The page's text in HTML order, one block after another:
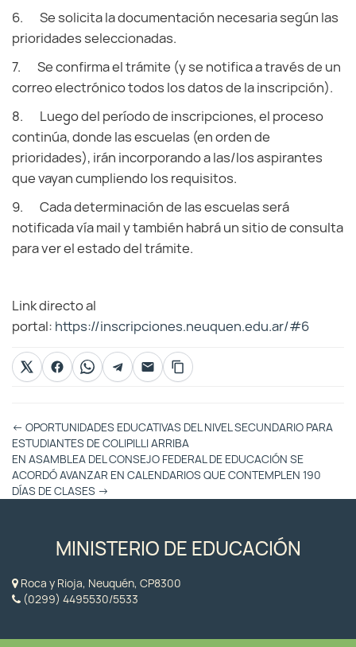
6. Se solicita la documentación necesaria según las
prioridades seleccionadas.
7. Se confirma el trámite (y se notifica a través de un
correo electrónico todos los datos de la inscripción).
8. Luego del período de inscripciones, el proceso
continúa, donde las escuelas (en orden de
prioridades), irán incorporando a las/los aspirantes
que vayan cumpliendo los requisitos.
9. Cada determinación de las escuelas será
notificada vía mail y también habrá un sitio de consulta
para ver el estado del trámite.
Link directo al
portal: https://inscripciones.neuquen.edu.ar/#6
Otras
Entradas
← OPORTUNIDADES EDUCATIVAS DEL NIVEL SECUNDARIO PARA
ESTUDIANTES DE COLIPILLI ARRIBA
EN ASAMBLEA DEL CONSEJO FEDERAL DE EDUCACIÓN SE
ACORDÓ AVANZAR EN CALENDARIOS QUE CONTEMPLEN 190
DÍAS DE CLASES →
MINISTERIO DE EDUCACIÓN
Roca y Rioja, Neuquén, CP8300
(0299) 4495530/5533